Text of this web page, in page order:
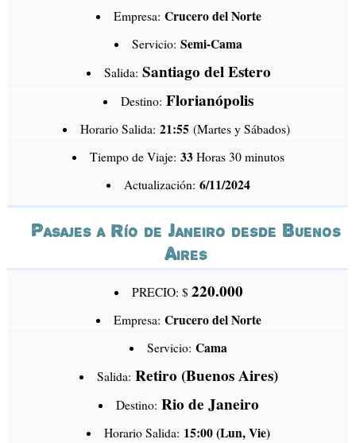
Empresa: Crucero del Norte
Servicio: Semi-Cama
Salida: Santiago del Estero
Destino: Florianópolis
Horario Salida: 21:55 (Martes y Sábados)
Tiempo de Viaje: 33 Horas 30 minutos
Actualización: 6/11/2024
Pasajes a Río de Janeiro desde Buenos
Aires
PRECIO: $ 220.000
Empresa: Crucero del Norte
Servicio: Cama
Salida: Retiro (Buenos Aires)
Destino: Rio de Janeiro
Horario Salida: 15:00 (Lun, Vie)